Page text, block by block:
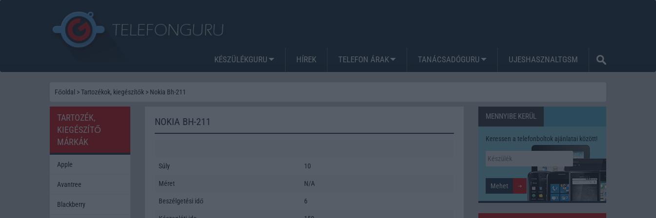
KÉSZÜLÉKGURU HÍREK TELEFON ÁRAK TANÁCSADÓGURU UJESHASZNALTGSM
Főoldal >Tartozékok, kiegészítők > Nokia Bh-211
NOKIA BH-211
Súly 10
Méret N/A
Beszélgetési idő 6
MENNYIBE KERÜL
Keressen a telefonboltok ajánlatai között!
TARTOZÉK,
KIEGÉSZÍTŐ
MÁRKÁK
Apple
Avantree
Blackberry